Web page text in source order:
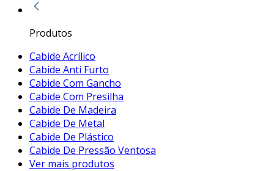
Produtos
Cabide Acrílico
Cabide Anti Furto
Cabide Com Gancho
Cabide Com Presilha
Cabide De Madeira
Cabide De Metal
Cabide De Plástico
Cabide De Pressão Ventosa
Ver mais produtos